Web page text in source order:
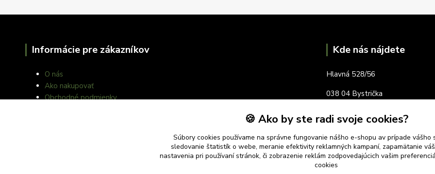
Informácie pre zákazníkov
O nás
Ako nakupovať
Obchodné podmienky
Kde nás nájdete
Hlavná 528/56
038 04 Bystrička
okres Martin
🍪 Ako by ste radi svoje cookies?
Súbory cookies používame na správne fungovanie nášho e-shopu av prípade vášho
sledovanie štatistík o webe, meranie efektivity reklamných kampaní, zapamätanie
nastavenia pri používaní stránok, či zobrazenie reklám zodpovedajúcich vašim
cookies